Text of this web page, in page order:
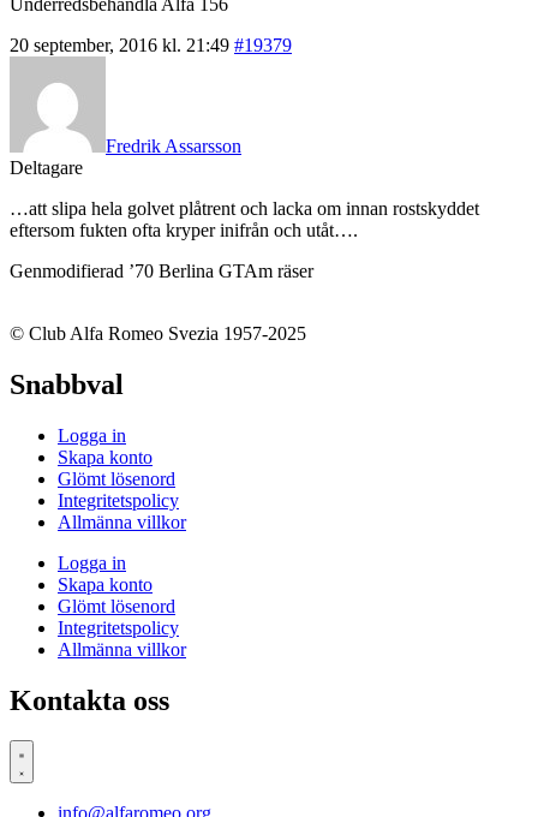
20 september, 2016 kl. 21:49 #19379
Fredrik Assarsson
Deltagare
…att slipa hela golvet plåtrent och lacka om innan rostskyddet
eftersom fukten ofta kryper inifrån och utåt….
Genmodifierad ’70 Berlina GTAm räser
© Club Alfa Romeo Svezia 1957-2025
Snabbval
Logga in
Skapa konto
Glömt lösenord
Integritetspolicy
Allmänna villkor
Logga in
Skapa konto
Glömt lösenord
Integritetspolicy
Allmänna villkor
Kontakta oss